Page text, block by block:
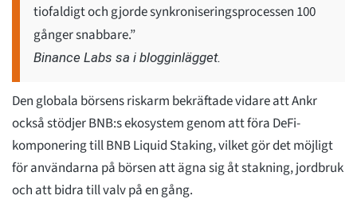
tiofaldigt och gjorde synkroniseringsprocessen 100
gånger snabbare.”
Binance Labs sa i blogginlägget.
Den globala börsens riskarm bekräftade vidare att Ankr
också stödjer BNB:s ekosystem genom att föra DeFi-
komponering till BNB Liquid Staking, vilket gör det möjligt
för användarna på börsen att ägna sig åt stakning, jordbruk
och att bidra till valv på en gång.